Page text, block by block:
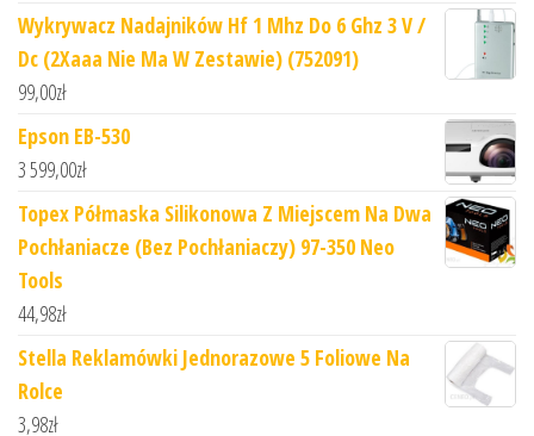
Wykrywacz Nadajników Hf 1 Mhz Do 6 Ghz 3 V /
Dc (2Xaaa Nie Ma W Zestawie) (752091)
99,00zł
Epson EB-530
3 599,00zł
Topex Półmaska Silikonowa Z Miejscem Na Dwa
Pochłaniacze (Bez Pochłaniaczy) 97-350 Neo
Tools
44,98zł
Stella Reklamówki Jednorazowe 5 Foliowe Na
Rolce
3,98zł